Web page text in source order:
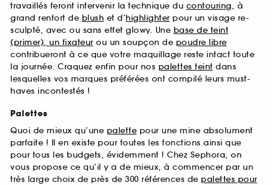
travaillés feront intervenir la technique du contouring, à
grand renfort de blush et d’highlighter pour un visage re-
sculpté, avec ou sans effet glowy. Une base de teint
(primer), un fixateur ou un soupçon de poudre libre
contribueront à ce que votre maquillage reste intact toute
la journée. Craquez enfin pour nos palettes teint dans
lesquelles vos marques préférées ont compilé leurs must-
haves incontestés !
Palettes
Quoi de mieux qu’une palette pour une mine absolument
parfaite ! Il en existe pour toutes les fonctions ainsi que
pour tous les budgets, évidemment ! Chez Sephora, on
vous propose ce qu’il y a de mieux, à commencer par un
très large choix de près de 300 références de palettes pour